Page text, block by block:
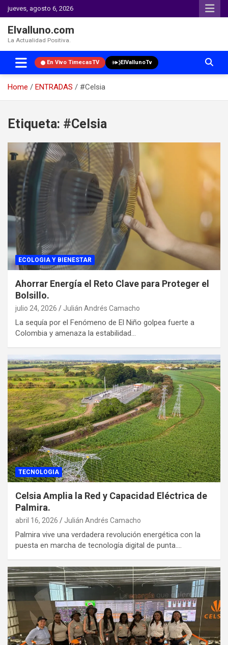
jueves, agosto 6, 2026
Elvalluno.com
La Actualidad Positiva.
En Vivo TimecasTV ElVallunoTv
Home ENTRADAS
#Celsia
content
Etiqueta: #Celsia
ECOLOGIA Y BIENESTAR
Ahorrar Energía el Reto Clave para Proteger el
Bolsillo.
julio 24, 2026 Julián Andrés Camacho
La sequía por el Fenómeno de El Niño golpea fuerte a
Colombia y amenaza la estabilidad…
TECNOLOGIA
Celsia Amplia la Red y Capacidad Eléctrica de
Palmira.
abril 16, 2026 Julián Andrés Camacho
Palmira vive una verdadera revolución energética con la
puesta en marcha de tecnología digital de punta.…